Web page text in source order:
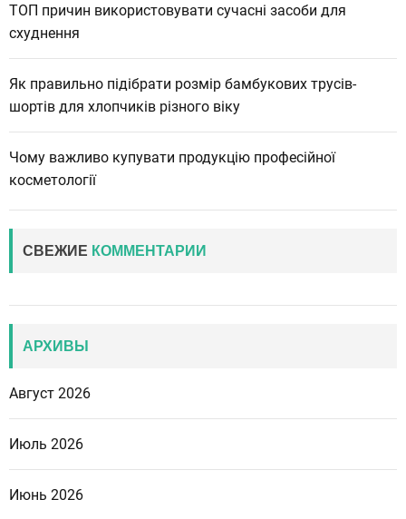
ТОП причин використовувати сучасні засоби для
схуднення
Як правильно підібрати розмір бамбукових трусів-
шортів для хлопчиків різного віку
Чому важливо купувати продукцію професійної
косметології
СВЕЖИЕ КОММЕНТАРИИ
АРХИВЫ
Август 2026
Июль 2026
Июнь 2026